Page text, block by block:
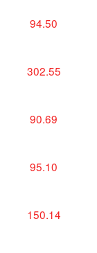
94.50
302.55
90.69
95.10
150.14